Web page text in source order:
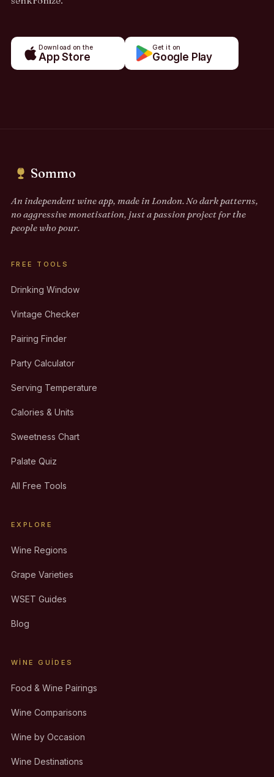
Download on the
App Store
Get it on
Google Play
Sommo
An independent wine app, made in London. No dark patterns,
no aggressive monetisation, just a passion project for the
people who pour.
FREE TOOLS
Drinking Window
Vintage Checker
Pairing Finder
Party Calculator
Serving Temperature
Calories & Units
Sweetness Chart
Palate Quiz
All Free Tools
EXPLORE
Wine Regions
Grape Varieties
WSET Guides
Blog
WINE GUIDES
Food & Wine Pairings
Wine Comparisons
Wine by Occasion
Wine Destinations